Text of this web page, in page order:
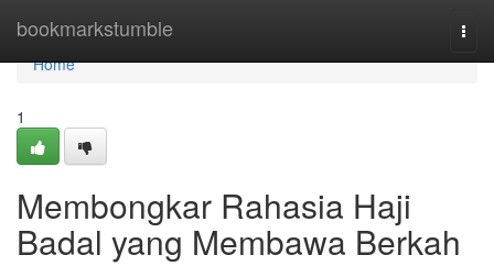
bookmarkstumble
Home
Home
1
Membongkar Rahasia Haji
Badal yang Membawa Berkah